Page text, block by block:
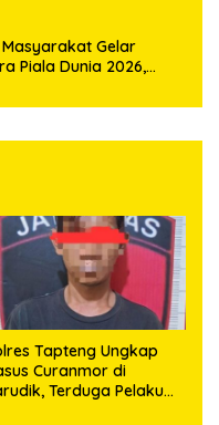
Gelar
Piala Dunia 2026,
Tapteng Ungkap
Curanmor di
Terduga Pelaku